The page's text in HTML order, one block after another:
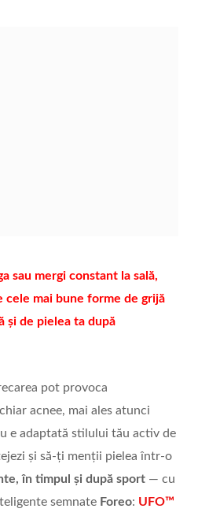
sau mergi constant la sală,
cele mai bune forme de grijă
și de pielea ta după
pot provoca
acnee, mai ales atunci
e adaptată stilului tău activ de
și să-ți menții pielea într-o
în timpul și după sport — cu
semnate Foreo: UFO™